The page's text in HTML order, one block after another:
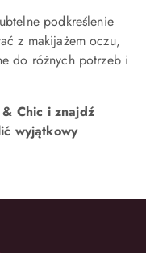
podkreślenie
z makijażem oczu,
do różnych potrzeb i
Chic i znajdź
wyjątkowy